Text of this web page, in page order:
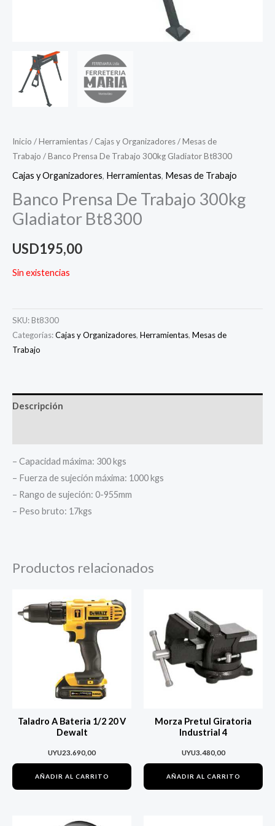
Inicio /Herramientas/ Cajas y Organizadores/Mesas de
Trabajo / Banco Prensa De Trabajo 300kg Gladiator Bt8300
Cajas y Organizadores, Herramientas, Mesas de Trabajo
Banco Prensa De Trabajo 300kg
Gladiator Bt8300
USD195,00
Sin existencias
SKU: Bt8300
Categorías:Cajas y Organizadores, Herramientas, Mesas de
Trabajo
Descripción
– Capacidad máxima: 300 kgs
– Fuerza de sujeción máxima: 1000 kgs
– Rango de sujeción: 0-955mm
– Peso bruto: 17kgs
Productos relacionados
Taladro A Bateria 1/2 20 V
Dewalt
UYU23.690,00
AÑADIR AL CARRITO
Morza Pretul Giratoria
Industrial 4
UYU3.480,00
AÑADIR AL CARRITO